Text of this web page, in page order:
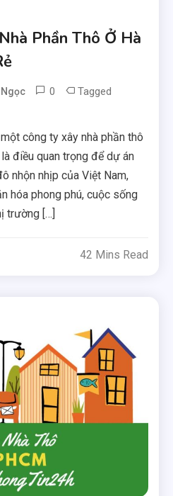
Phần Thô Ở Hà
0 Tagged
công ty xây nhà phần thô
điều quan trọng để dự án
nhộn nhịp của Việt Nam,
hóa phong phú, cuộc sống
trường […]
42 Mins Read